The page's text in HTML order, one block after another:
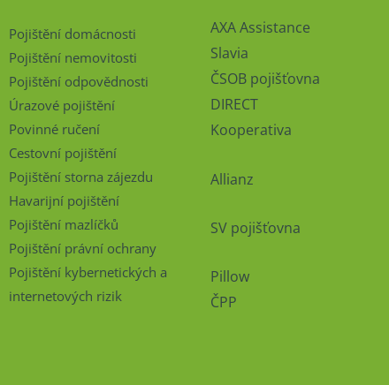
Pojištění domácnosti
Pojištění nemovitosti
Pojištění odpovědnosti
Úrazové pojištění
Povinné ručení
Cestovní pojištění
Pojištění storna zájezdu
Havarijní pojištění
Pojištění mazlíčků
Pojištění právní ochrany
Pojištění kybernetických a
internetových rizik
AXA Assistance
Slavia
ČSOB pojišťovna
DIRECT
Kooperativa
Allianz
SV pojišťovna
Pillow
ČPP